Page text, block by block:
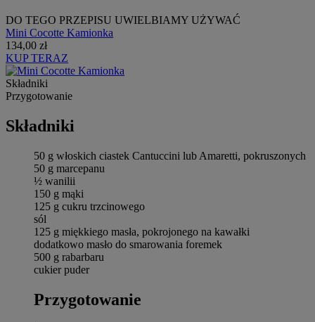
DO TEGO PRZEPISU UWIELBIAMY UŻYWAĆ
Mini Cocotte Kamionka
134,00 zł
KUP TERAZ
Składniki
Przygotowanie
Składniki
50 g włoskich ciastek Cantuccini lub Amaretti, pokruszonych
50 g marcepanu
½ wanilii
150 g mąki
125 g cukru trzcinowego
sól
125 g miękkiego masła, pokrojonego na kawałki
dodatkowo masło do smarowania foremek
500 g rabarbaru
cukier puder
Przygotowanie